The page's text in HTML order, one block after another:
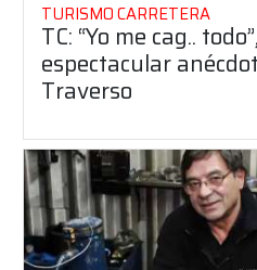
TURISMO CARRETERA
TC: “Yo me cag..
espectacular
Traverso